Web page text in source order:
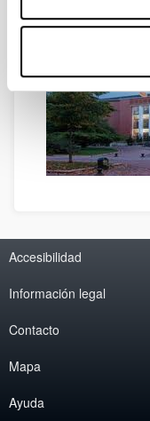
01.006
Accesibilidad
Información legal
Contacto
Mapa
Ayuda